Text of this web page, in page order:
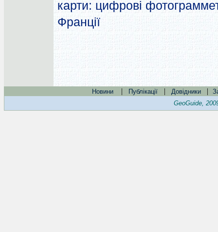
карти: цифрові
Франції
Новини | Публікації | Довідники |
GeoGuide,